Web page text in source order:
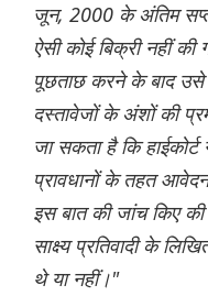
जून, 2000 के अंतिम
ऐसी कोई बिक्री नहीं
पूछताछ करने के बाद उसे
दस्तावेजों के अंशों की
जा सकता है कि
प्रावधानों के तहत आवेदन
इस बात की जांच किए
साक्ष्य प्रतिवादी के
थे या नहीं।"